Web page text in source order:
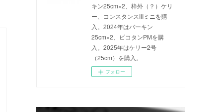
キン25cm×2、枠外（？）ケリ
ー、コンスタンスIIIミニを購
入。2024年はバーキン
25cm×2、ピコタンPMを購
入。2025年はケリー2号
（25cm）を購入。
フォロー